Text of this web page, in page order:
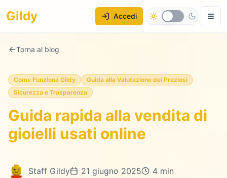
Gildy Accedi
Torna al blog
Come Funziona Gildy
Guida alla Valutazione dei Preziosi
Sicurezza e Trasparenza
Guida rapida alla vendita di
gioielli usati online
Staff Gildy 21 giugno 2025 4 min